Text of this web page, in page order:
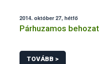
2014. október 27, hétfő
Párhuzamos
TOVÁBB >